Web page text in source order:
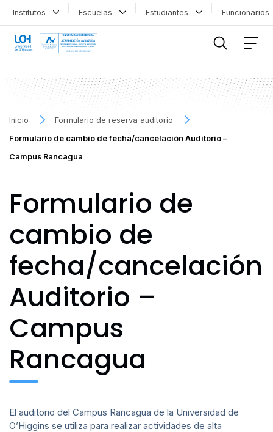
Institutos Escuelas Estudiantes
Inicio
Formulario de reserva auditorio
Formulario de cambio de fecha/cancelación Auditorio –
Campus Rancagua
Formulario de
cambio de
fecha/cancelación
Auditorio –
Campus
Rancagua
El auditorio del Campus Rancagua de la Universidad de
O’Higgins se utiliza para realizar actividades de alta